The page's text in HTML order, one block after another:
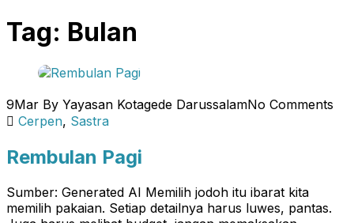
Tag: Bulan
9Mar By Yayasan Kotagede DarussalamNo Comments
Cerpen, Sastra
Rembulan Pagi
Sumber: Generated AI Memilih jodoh itu ibarat kita
memilih pakaian. Setiap detailnya harus luwes, pantas.